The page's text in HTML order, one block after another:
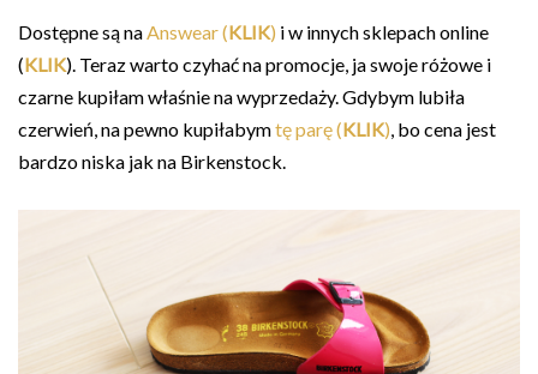
Dostępne są naAnswear (KLIK) i w innych sklepach online
(KLIK). Teraz warto czyhać na promocje, ja swoje różowe i
czarne kupiłam właśnie na wyprzedaży. Gdybym lubiła
czerwień, na pewno kupiłabymtę parę (KLIK), bo cena jest
bardzo niska jak na Birkenstock.